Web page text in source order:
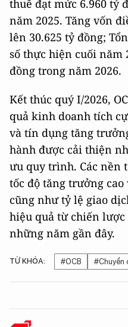
thuế đạt mức 6.960 tỷ
năm 2025. Tăng vốn
lên 30.625 tỷ đồng;
số thực hiện cuối năm
đồng trong năm 2026.
Kết thúc quý I/2026,
quả kinh doanh tích
và tín dụng tăng
hành được cải thiện
ưu quy trình. Các nền
tốc độ tăng trưởng
cũng như tỷ lệ giao
hiệu quả từ chiến
những năm gần đây.
TỪ KHÓA: #OCB #Chuyển